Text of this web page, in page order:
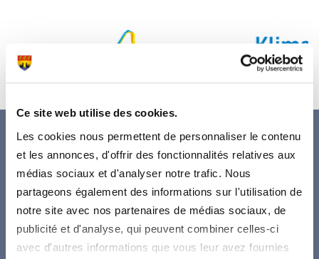
Ce site web utilise des cookies.
Les cookies nous permettent de personnaliser le contenu
et les annonces, d'offrir des fonctionnalités relatives aux
médias sociaux et d'analyser notre trafic. Nous
partageons également des informations sur l'utilisation de
notre site avec nos partenaires de médias sociaux, de
publicité et d'analyse, qui peuvent combiner celles-ci
avec d'autres informations que vous leur avez fournies
Suivez-nous sur